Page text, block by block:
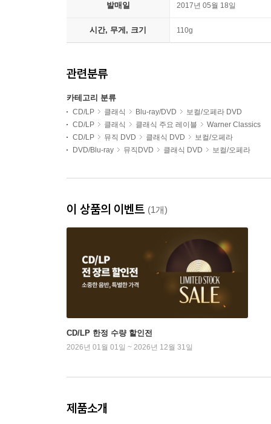
발매일 2017년 05월 18일
시간, 무게, 크기 110g
관련분류
카테고리 분류
CD/LP 클래식 Blu-ray/DVD
보컬/오페라 DVD
CD/LP
클래식 클래식 주요 레이블
Warner Classics
CD/LP
뮤직 DVD 클래식 DVD
보컬/오페라
DVD/Blu-ray
뮤직DVD 클래식 DVD 보컬/오페라
이 상품의 이벤트 (1개)
CD/LP 한정 수량 할인전
2026년 01월 01일 ~ 2026년 12월 31일
제품소개